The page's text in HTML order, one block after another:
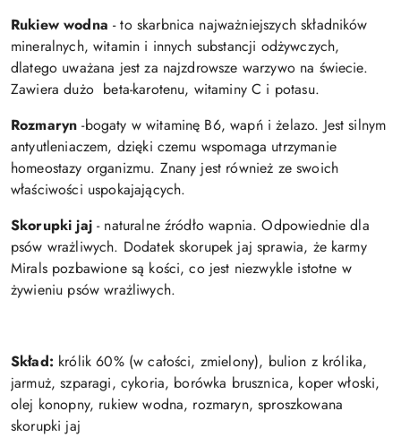
Rukiew wodna - to skarbnica najważniejszych składników
mineralnych, witamin i innych substancji odżywczych,
dlatego uważana jest za najzdrowsze warzywo na świecie.
Zawiera dużo beta-karotenu, witaminy C i potasu.
Rozmaryn -bogaty w witaminę B6, wapń i żelazo. Jest silnym
antyutleniaczem, dzięki czemu wspomaga utrzymanie
homeostazy organizmu. Znany jest również ze swoich
właściwości uspokajających.
Skorupki jaj- naturalne źródło wapnia. Odpowiednie dla
psów wrażliwych. Dodatek skorupek jaj sprawia, że karmy
Mirals pozbawione są kości, co jest niezwykle istotne w
żywieniu psów wrażliwych.
Skład: królik 60% (w całości, zmielony), bulion z królika,
jarmuż, szparagi, cykoria, borówka brusznica, koper włoski,
olej konopny, rukiew wodna, rozmaryn, sproszkowana
skorupki jaj